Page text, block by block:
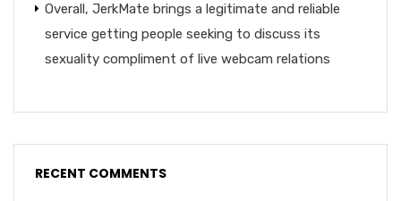
Overall, JerkMate brings a legitimate and reliable
service getting people seeking to discuss its
sexuality compliment of live webcam relations
RECENT COMMENTS